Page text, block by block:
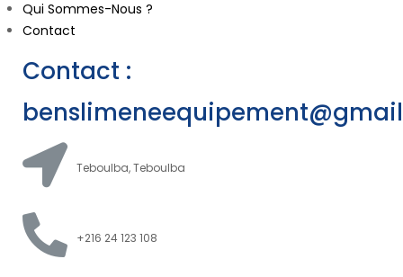
Qui Sommes-Nous ?
Contact
Contact :
Teboulba, Teboulba
+216 24 123 108